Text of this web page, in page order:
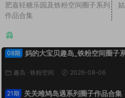
肥嘉轻糖乐园及铁粉空间圈子系列
作品合集
08期 妈的大宝贝趣岛_铁粉空间圈子
趣岛 · 铁粉空间 2026-08-06
21期 关关雎鸠岛遇系列圈子作品合集